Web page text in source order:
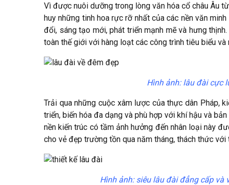
Vì được nuôi dưỡng trong lòng văn hóa cổ châu Âu
huy những tinh hoa rực rỡ nhất của các nền văn
đổi, sáng tạo mới, phát triển mạnh mẽ và hưng
toàn thế giới với hàng loạt các công trình tiêu biểu
Hình ảnh: lâu đài cực
Trải qua những cuộc xâm lược của thực dân Pháp,
triển, biến hóa đa dạng và phù hợp với khí hậu và
nền kiến trúc có tầm ảnh hưởng đến nhân loại này
cho vẻ đẹp trường tồn qua năm tháng, thách thức với
Hình ảnh: siêu lâu đài đẳng cấp và